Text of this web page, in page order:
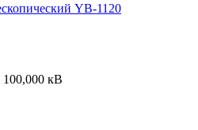
YB-1120
100,000 кВ